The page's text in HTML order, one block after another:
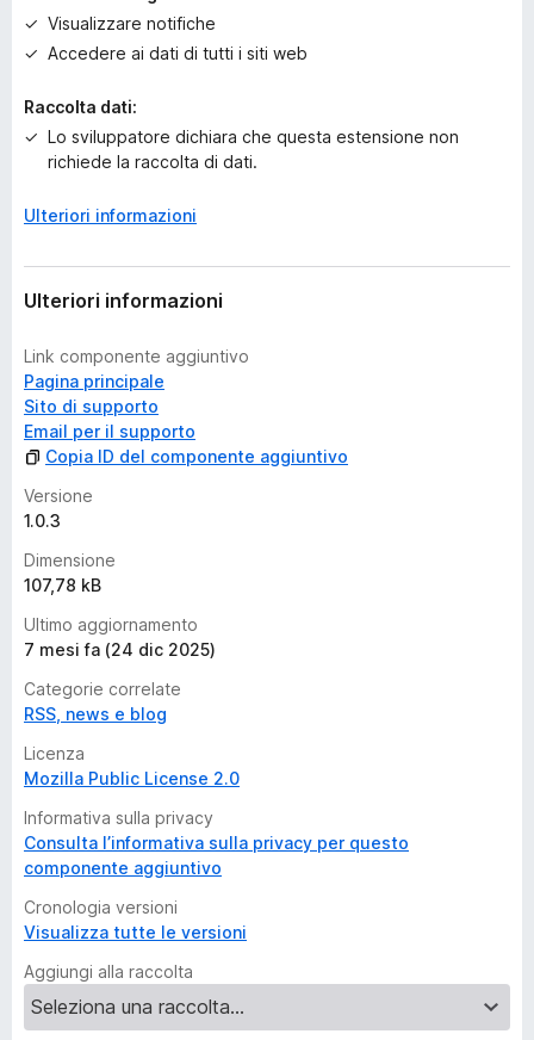
a
l
t
a
o
Visualizzare notifiche
Accedere ai dati di tutti i siti web
Raccolta dati:
Lo sviluppatore dichiara che questa estensione non
richiede la raccolta di dati.
Ulteriori informazioni
Ulteriori informazioni
Link componente aggiuntivo
Pagina principale
Sito di supporto
Email per il supporto
Copia ID del componente aggiuntivo
Versione
1.0.3
Dimensione
107,78 kB
Ultimo aggiornamento
7 mesi fa (24 dic 2025)
Categorie correlate
RSS, news e blog
Licenza
Mozilla Public License 2.0
Informativa sulla privacy
Consulta l’informativa sulla privacy per questo
componente aggiuntivo
Cronologia versioni
Visualizza tutte le versioni
Aggiungi alla raccolta